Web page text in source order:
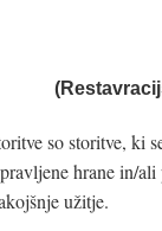
so storitve, ki
hrane in/
užitje.